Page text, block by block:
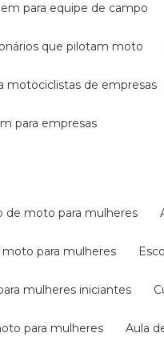
para equipe de campo
que pilotam moto
motociclistas de empresas
para empresas
de moto para mulheres
para mulheres
mulheres iniciantes
para mulheres aula